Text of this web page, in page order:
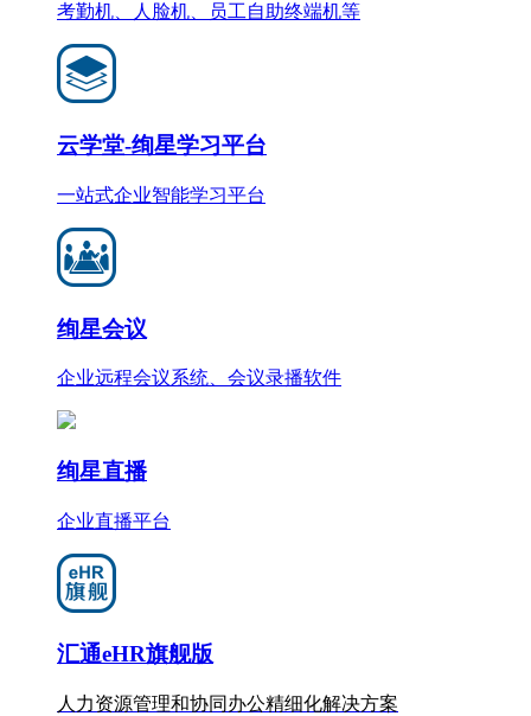
考勤机、人脸机、员工自助终端机等
云学堂-绚星学习平台
一站式企业智能学习平台
绚星会议
企业远程会议系统、会议录播软件
绚星直播
企业直播平台
汇通eHR旗舰版
人力资源管理和协同办公精细化解决方案